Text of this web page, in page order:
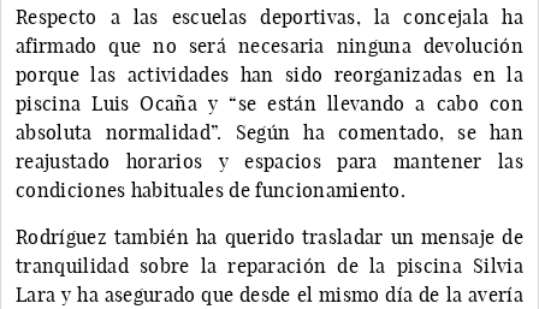
Respecto a las escuelas deportivas, la concejala ha
afirmado que no será necesaria ninguna devolución
porque las actividades han sido reorganizadas en la
piscina Luis Ocaña y “se están llevando a cabo con
absoluta normalidad”. Según ha comentado, se han
reajustado horarios y espacios para mantener las
condiciones habituales de funcionamiento.
Rodríguez también ha querido trasladar un mensaje de
tranquilidad sobre la reparación de la piscina Silvia
Lara y ha asegurado que desde el mismo día de la avería